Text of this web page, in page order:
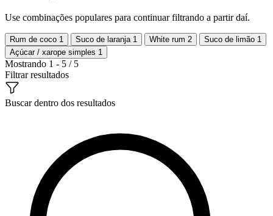
Use combinações populares para continuar filtrando a partir daí.
Rum de coco 1 Suco de laranja 1 White rum 2 Suco de limão 1
Açúcar / xarope simples 1
Mostrando 1 - 5 / 5
Filtrar resultados
Buscar dentro dos resultados